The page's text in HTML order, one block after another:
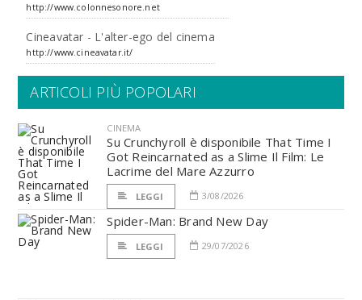
http://www.colonnesonore.net
Cineavatar - L'alter-ego del cinema
http://www.cineavatar.it/
ARTICOLI PIÙ POPOLARI
CINEMA
Su Crunchyroll è disponibile That Time I
Got Reincarnated as a Slime Il Film: Le
Lacrime del Mare Azzurro
LEGGI 3/08/2026
Spider-Man: Brand New Day
LEGGI 29/07/2026